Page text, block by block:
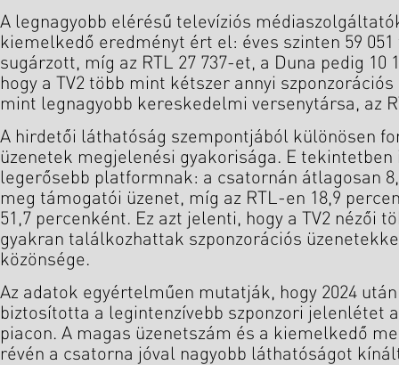
A legnagyobb elérésű televíziós
kiemelkedő eredményt ért el: éves szinten 59
sugárzott, míg az RTL 27 737-et, a Duna pedig 10
hogy a TV2 több mint kétszer annyi
mint legnagyobb kereskedelmi versenytársa, az
A hirdetői láthatóság szempontjából különösen
üzenetek megjelenési gyakorisága. E tekintetben
legerősebb platformnak: a csatornán átlagosan
meg támogatói üzenet, míg az RTL-en 18,9
51,7 percenként. Ez azt jelenti, hogy a TV2 nézői
gyakran találkozhattak szponzorációs
közönsége.
Az adatok egyértelműen mutatják, hogy 2024 után
biztosította a legintenzívebb szponzori jelenlétet
piacon. A magas üzenetszám és a kiemelkedő
révén a csatorna jóval nagyobb láthatóságot